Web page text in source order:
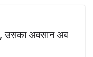
उसका अवसान अब